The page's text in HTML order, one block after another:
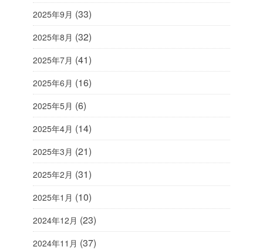
2025年9月 (33)
2025年8月 (32)
2025年7月 (41)
2025年6月 (16)
2025年5月 (6)
2025年4月 (14)
2025年3月 (21)
2025年2月 (31)
2025年1月 (10)
2024年12月 (23)
2024年11月 (37)